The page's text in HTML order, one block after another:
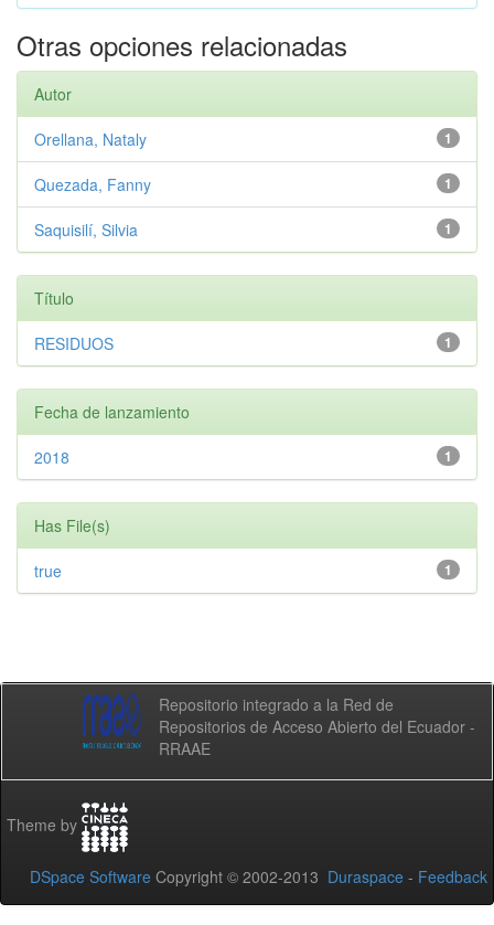
Otras opciones relacionadas
Autor
1
Orellana, Nataly
1
Quezada, Fanny
1
Saquisilí, Silvia
Título
1
RESIDUOS
Fecha de lanzamiento
1
2018
Has File(s)
1
true
Repositorio integrado a la Red de
Repositorios de Acceso Abierto del Ecuador -
RRAAE
Theme by
DSpace Software Copyright © 2002-2013 Duraspace - Feedback